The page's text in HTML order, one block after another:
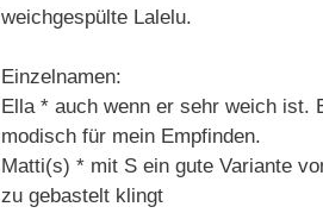
weichgespülte Lalelu.
Einzelnamen:
Ella * auch wenn er sehr weich ist.
modisch für mein Empfinden.
Matti(s) * mit S ein gute Variante
zu gebastelt klingt